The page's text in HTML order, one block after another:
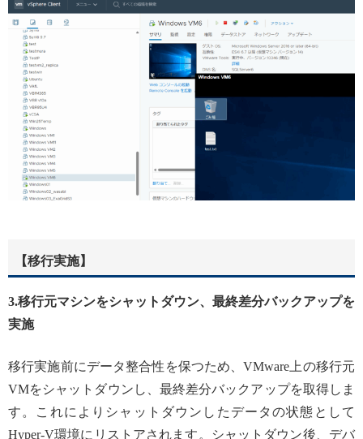
【移行実施】
3.移行元マシンをシャットダウン、最終差分バックアップを
実施
移行実施前にデータ整合性を保つため、VMware上の移行元
VMをシャットダウンし、最終差分バックアップを取得しま
す。これによりシャットダウンしたデータの状態として
Hyper-V環境にリストアされます。シャットダウン後、デバ